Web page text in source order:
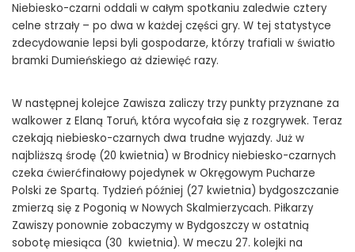
Niebiesko-czarni oddali w całym spotkaniu zaledwie cztery
celne strzały – po dwa w każdej części gry. W tej statystyce
zdecydowanie lepsi byli gospodarze, którzy trafiali w światło
bramki Dumieńskiego aż dziewięć razy.
W następnej kolejce Zawisza zaliczy trzy punkty przyznane za
walkower z Elaną Toruń, która wycofała się z rozgrywek. Teraz
czekają niebiesko-czarnych dwa trudne wyjazdy. Już w
najbliższą środę (20 kwietnia) w Brodnicy niebiesko-czarnych
czeka ćwierćfinałowy pojedynek w Okręgowym Pucharze
Polski ze Spartą. Tydzień później (27 kwietnia) bydgoszczanie
zmierzą się z Pogonią w Nowych Skalmierzycach. Piłkarzy
Zawiszy ponownie zobaczymy w Bydgoszczy w ostatnią
sobotę miesiąca (30 kwietnia). W meczu 27. kolejki na